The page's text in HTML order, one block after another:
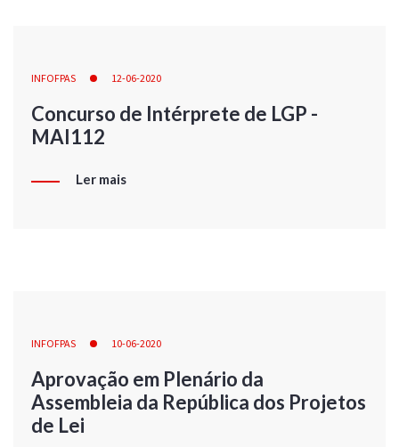
INFOFPAS 12-06-2020
Concurso de Intérprete de LGP -
MAI112
Ler mais
INFOFPAS 10-06-2020
Aprovação em Plenário da
Assembleia da República dos Projetos
de Lei